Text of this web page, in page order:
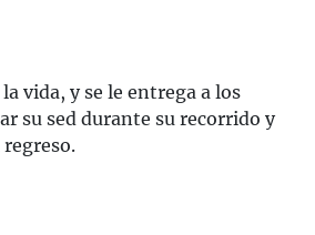
vida, y se le entrega a los
su sed durante su recorrido y